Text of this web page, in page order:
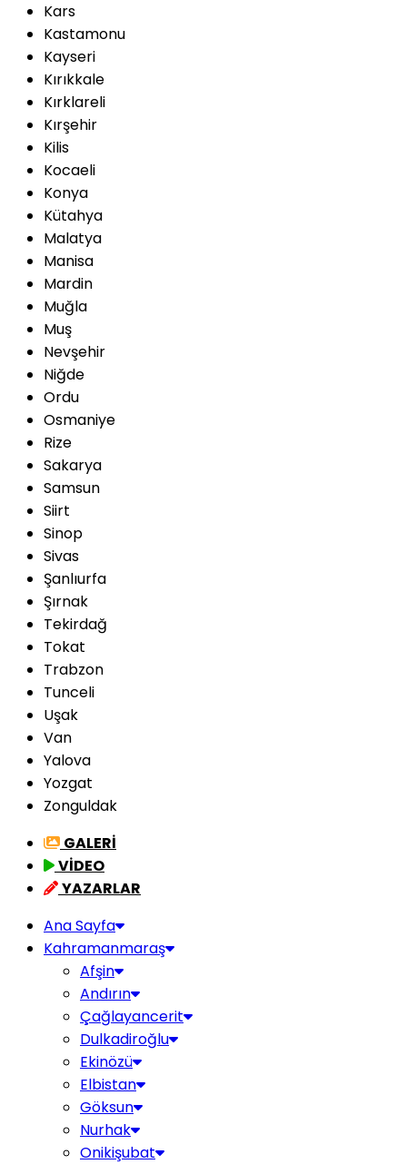
Kars
Kastamonu
Kayseri
Kırıkkale
Kırklareli
Kırşehir
Kilis
Kocaeli
Konya
Kütahya
Malatya
Manisa
Mardin
Muğla
Muş
Nevşehir
Niğde
Ordu
Osmaniye
Rize
Sakarya
Samsun
Siirt
Sinop
Sivas
Şanlıurfa
Şırnak
Tekirdağ
Tokat
Trabzon
Tunceli
Uşak
Van
Yalova
Yozgat
Zonguldak
GALERİ
VİDEO
YAZARLAR
Ana Sayfa
Kahramanmaraş
Afşin
Andırın
Çağlayancerit
Dulkadiroğlu
Ekinözü
Elbistan
Göksun
Nurhak
Onikişubat